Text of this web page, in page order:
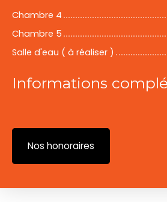
Chambre 4
Chambre 5
Salle d'eau ( à réaliser )
Informations
Nos honoraires